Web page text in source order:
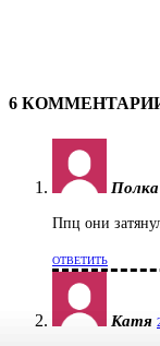
6
Полка
Ппц они
ОТВЕТИТЬ
Катя